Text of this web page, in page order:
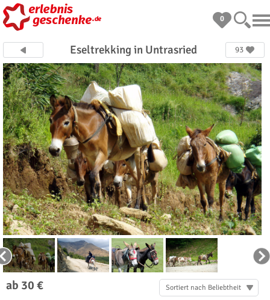
0
Eseltrekking in Untrasried 93
ab 30 € Sortiert nach Beliebtheit